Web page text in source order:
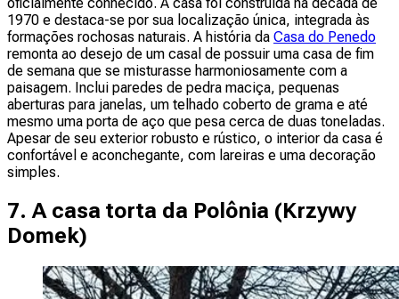
1970 e destaca-se por sua localização única, integrada às
formações rochosas naturais. A história da Casa do Penedo
remonta ao desejo de um casal de possuir uma casa de fim
de semana que se misturasse harmoniosamente com a
paisagem. Inclui paredes de pedra maciça, pequenas
aberturas para janelas, um telhado coberto de grama e até
mesmo uma porta de aço que pesa cerca de duas toneladas.
Apesar de seu exterior robusto e rústico, o interior da casa é
confortável e aconchegante, com lareiras e uma decoração
simples.
7. A casa torta da Polônia (Krzywy
Domek)